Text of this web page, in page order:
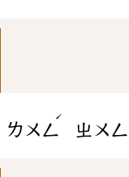
ㄌㄨㄥ
ˊ
ㄓㄨㄥ